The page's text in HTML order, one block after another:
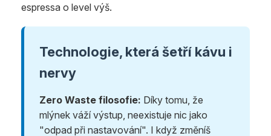
espressa o level výš.
Technologie, která šetří kávu i
nervy
Zero Waste filosofie: Díky tomu, že
mlýnek váží výstup, neexistuje nic jako
"odpad při nastavování". I když změníš